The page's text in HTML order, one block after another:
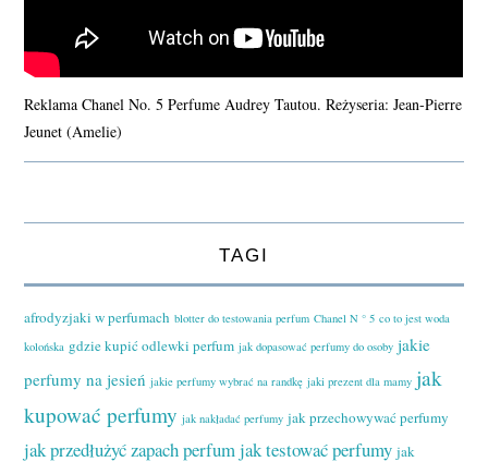
Reklama Chanel No. 5 Perfume Audrey Tautou. Reżyseria: Jean-Pierre
Jeunet (Amelie)
TAGI
afrodyzjaki w perfumach blotter do testowania perfum Chanel N ° 5 co to jest woda
kolońska gdzie kupić odlewki perfum jak dopasować perfumy do osoby jakie
perfumy na jesień jakie perfumy wybrać na randkę jaki prezent dla mamy jak
kupować perfumy jak nakładać perfumy jak przechowywać perfumy
jak przedłużyć zapach perfumjak testować perfumy jak